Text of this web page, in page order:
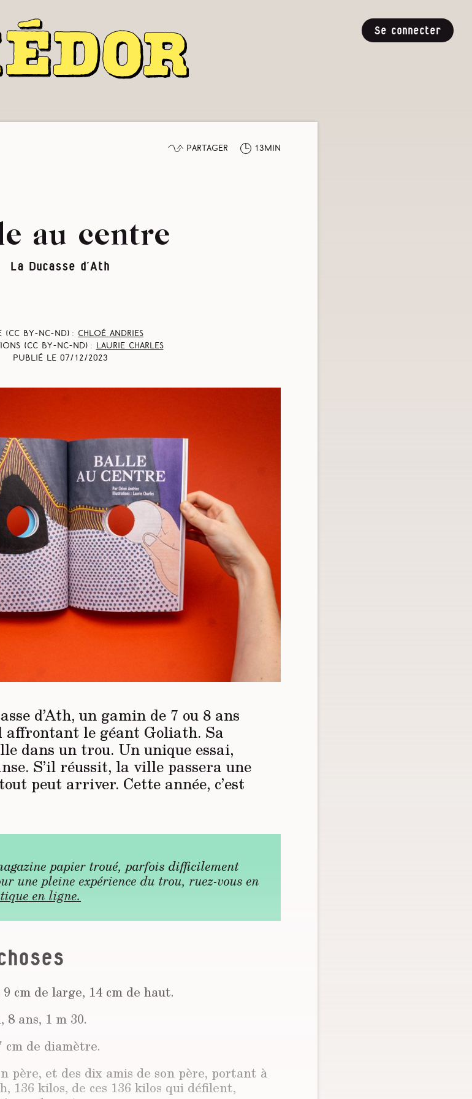
Se connecter
Partager 13min
au centre
La Ducasse d’Ath
(CC BY-NC-ND) : Chloé Andries
(CC BY-NC-ND) :
Laurie Charles
Publié le 07/12/2023
d’Ath, un ga­min de 7 ou 8 ans
affrontant le géant Goliath. Sa
dans un trou. Un unique essai,
S’il réussit, la ville passera une
peut arriver. Cette année, c’est
papier troué, parfois difficilement
une pleine expérience du trou, ruez-vous en
en ligne.
cm de large, 14 cm de haut.
8 ans, 1 m 30.
cm de diamètre.
père, et des dix amis de son père, portant à
136 kilos, de ces 136 kilos qui défilent,